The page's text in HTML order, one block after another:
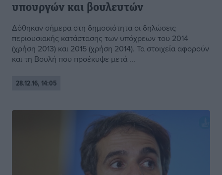
υπουργών και βουλευτών
Δόθηκαν σήμερα στη δημοσιότητα οι δηλώσεις
περιουσιακής κατάστασης των υπόχρεων του 2014
(χρήση 2013) και 2015 (χρήση 2014). Τα στοιχεία αφορούν
και τη Βουλή που προέκυψε μετά ...
28.12.16, 14:05